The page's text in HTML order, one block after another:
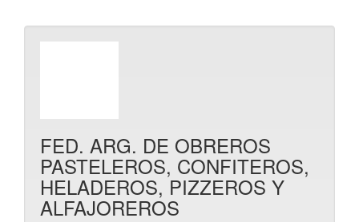
FED. ARG. DE OBREROS
PASTELEROS, CONFITEROS,
HELADEROS, PIZZEROS Y
ALFAJOREROS